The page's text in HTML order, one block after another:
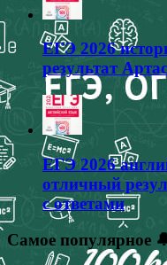
ЕГЭ 2026
результат
ЕГЭ 2026
отличный
с ответами
Самое популярное